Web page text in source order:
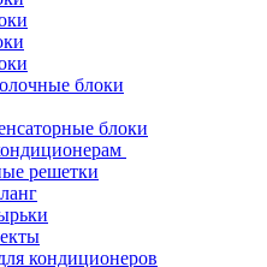
блоки
блоки
решетки
кондиционеров